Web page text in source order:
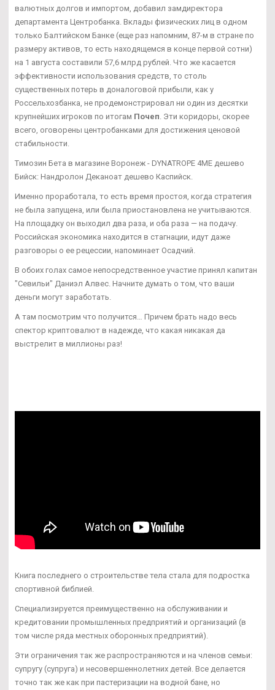
валютных долгов и импортом, добавил замдиректора
департамента Центробанка. Вклады физических лиц в одном
только Балтийском Банке (еще раз напомним, 87-м в стране по
размеру активов, то есть находящемся в конце первой сотни)
на 1 августа составили 57,6 млрд рублей. Что же касается
эффективности использования средств, то столь
существенных потерь в доналоговой прибыли, как у
Россельхозбанка, не продемонстрировал ни один из десятки
крупнейших игроков по итогам Почеп . Эти коридоры, скорее
всего, оговорены центробанками для достижения ценовой
стабильности.
Tимозин Бета в магазине Воронеж - DYNATROPE 4ME дешево
Бийск: Нандролон Деканоат дешево Каспийск.
Именно проработала, то есть время простоя, когда стратегия
не была запущена, или была приостановлена не учитываются.
На площадку он выходил два раза, и оба раза — на подачу.
Российская экономика находится в стагнации, идут даже
разговоры о ее рецессии, напоминает Осадчий.
В обоих голах самое непосредственное участие принял капитан
"Севильи" Даниэл Алвес. Начните думать о том, что ваши
деньги могут заработать.
А там посмотрим что получится… Причем брать надо весь
спектор криптовалют в надежде, что какая никакая да
выстрелит в миллионы раз!
Книга последнего о строительстве тела стала для подростка
спортивной библией.
Специализируется преимущественно на обслуживании и
кредитовании промышленных предприятий и организаций (в
том числе ряда местных оборонных предприятий).
Эти ограничения так же распространяются и на членов семьи:
супругу (супруга) и несовершеннолетних детей. Все делается
точно так же как при пастеризации на водной бане, но